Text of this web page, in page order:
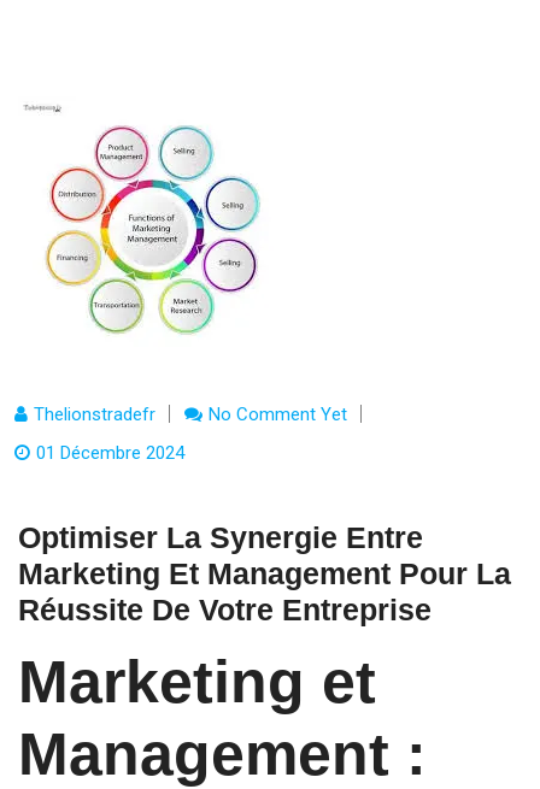
Thelionstradefr
No Comment Yet
01 Décembre 2024
Optimiser La Synergie Entre
Marketing Et Management Pour La
Réussite De Votre Entreprise
Marketing et
Management :